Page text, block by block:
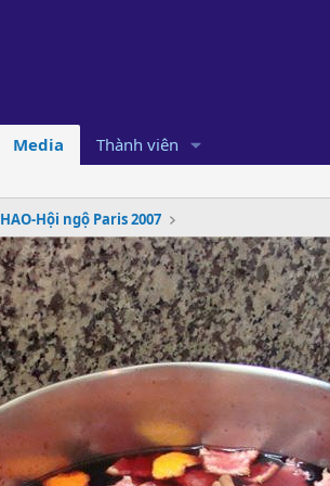
Media Thành viên
HAO-Hội ngộ Paris 2007